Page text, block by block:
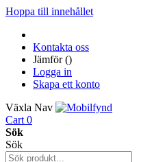
Hoppa till innehållet
Kontakta oss
Jämför ()
Logga in
Skapa ett konto
Växla Nav
Cart 0
Sök
Sök